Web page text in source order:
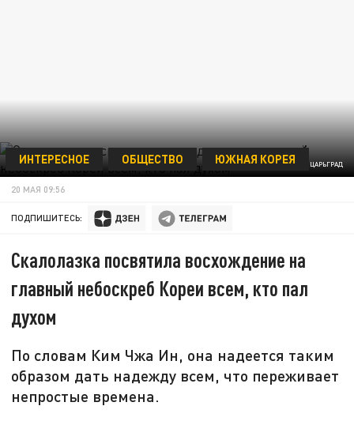
ФОТО: ЦАРЬГРАД
ИНТЕРЕСНОЕ ОБЩЕСТВО ЮЖНАЯ КОРЕЯ
20 МАЯ 09:56
ПОДПИШИТЕСЬ:
Скалолазка посвятила восхождение на
главный небоскреб Кореи всем, кто пал
духом
По словам Ким Чжа Ин, она надеется таким
образом дать надежду всем, что переживает
непростые времена.